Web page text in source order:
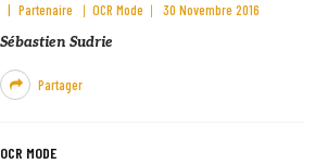
Partenaire OCR Mode
30 Novembre 2016
Sébastien Sudrie
Partager
OCR MODE